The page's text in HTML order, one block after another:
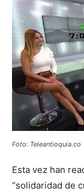
Foto: Teleantioquia.co
Esta vez han
“solidaridad de